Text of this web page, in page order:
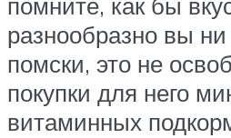
помните, как бы
разнообразно вы
помски, это не
покупки для него
витаминных